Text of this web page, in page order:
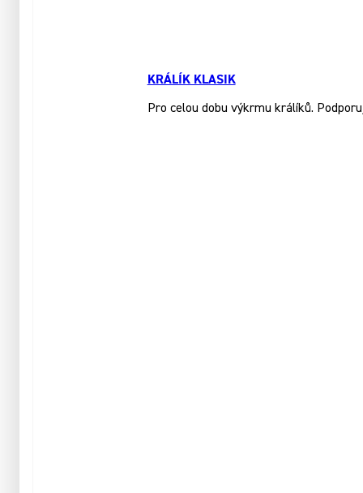
KRÁLÍK KLASIK
Pro celou dobu výkrmu králíků.